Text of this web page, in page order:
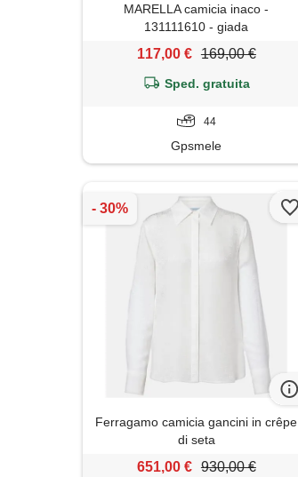
MARELLA camicia inaco -
131111610 - giada
117,00 € 169,00 €
Sped. gratuita
44
Gpsmele
Ferragamo camicia gancini in crêpe
di seta
651,00 € 930,00 €